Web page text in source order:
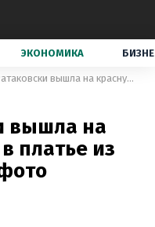
ЭКОНОМИКА
Эмили Ратаковски вышла на красную дорожку в платье из лоскутков ткани: фото
вышла на
платье из